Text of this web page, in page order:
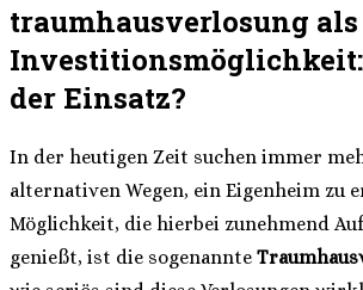
traumhausverlosung als
der Einsatz?
In der heutigen Zeit suchen immer
alternativen Wegen, ein Eigenheim zu
Möglichkeit, die hierbei zunehmend
genießt, ist die sogenannte